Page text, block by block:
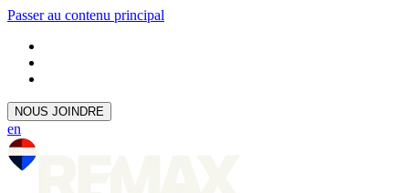
Passer au contenu principal
NOUS JOINDRE
en